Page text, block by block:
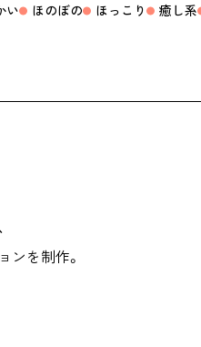
い ほのぼの ほっこり 癒し系
を制作。